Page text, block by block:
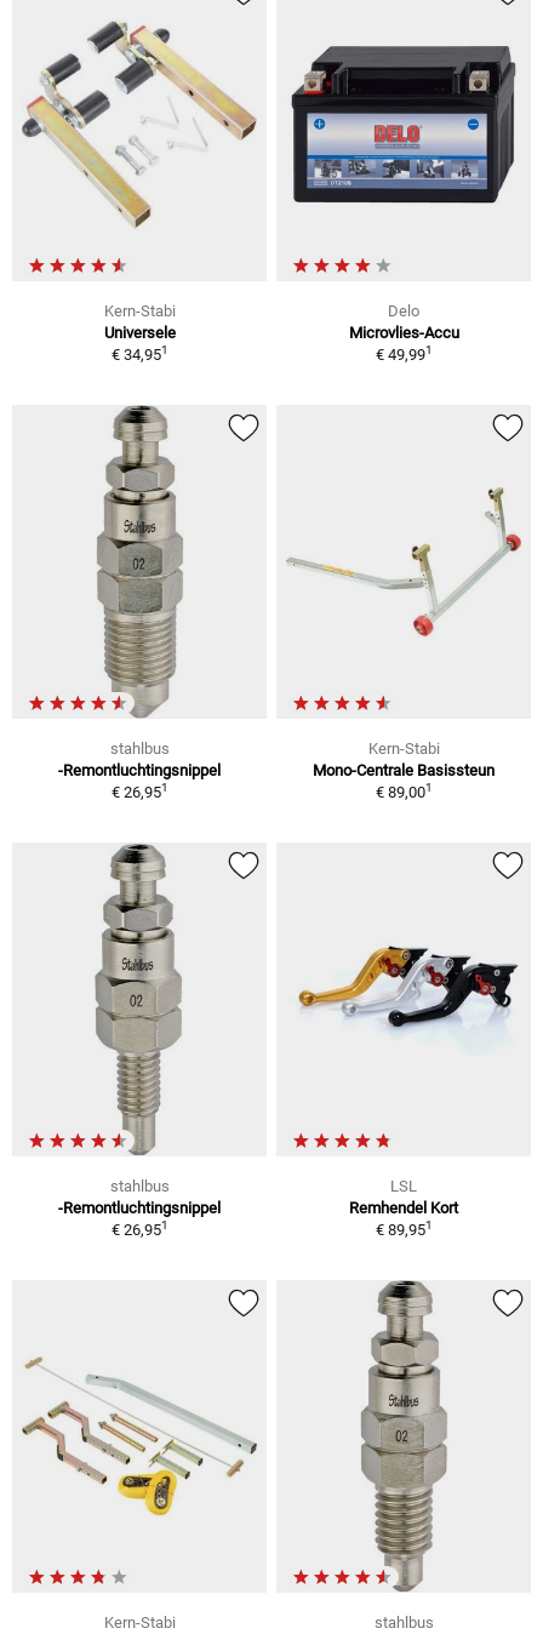
Kern-Stabi
Universele
€ 34,951
Delo
Microvlies-Accu
€ 49,991
stahlbus
-Remontluchtingsnippel
€ 26,951
Kern-Stabi
Mono-Centrale Basissteun
€ 89,001
stahlbus
-Remontluchtingsnippel
€ 26,951
LSL
Remhendel Kort
€ 89,951
Kern-Stabi
stahlbus